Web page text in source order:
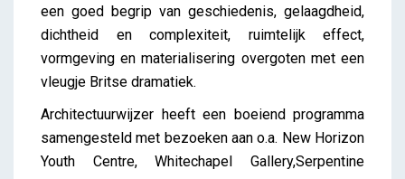
een goed begrip van geschiedenis, gelaagdheid,
dichtheid en complexiteit, ruimtelijk effect,
vormgeving en materialisering overgoten met een
vleugje Britse dramatiek.
Architectuurwijzer heeft een boeiend programma
samengesteld met bezoeken aan o.a. New Horizon
Youth Centre, Whitechapel Gallery,Serpentine